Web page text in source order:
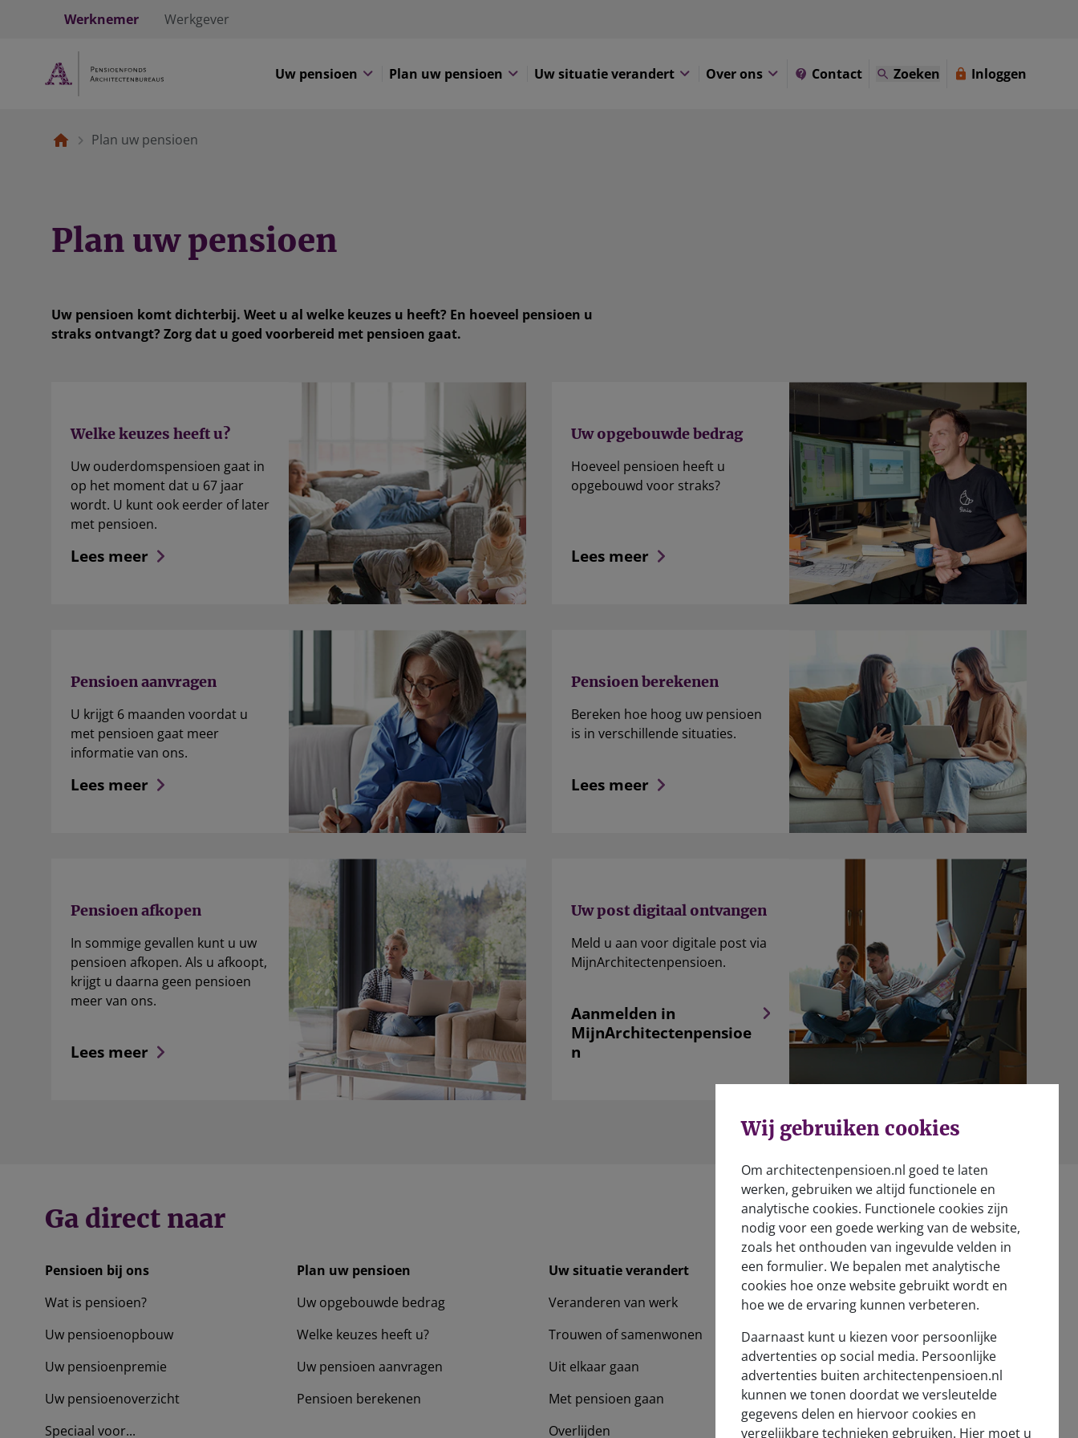
Werknemer Werkgever
Uw pensioen Plan uw pensioen Uw situatie verandert Over ons Contact Zoeken Inloggen
Plan uw pensioen
Plan uw pensioen
Uw pensioen komt dichterbij. Weet u al welke keuzes u heeft? En hoeveel pensioen u
straks ontvangt? Zorg dat u goed voorbereid met pensioen gaat.
Welke keuzes heeft u?
Uw ouderdomspensioen gaat in
op het moment dat u 67 jaar
wordt. U kunt ook eerder of later
met pensioen.
Lees meer
Uw opgebouwde bedrag
Hoeveel pensioen heeft u
opgebouwd voor straks?
Lees meer
Pensioen aanvragen
U krijgt 6 maanden voordat u
met pensioen gaat meer
informatie van ons.
Lees meer
Pensioen berekenen
Bereken hoe hoog uw pensioen
is in verschillende situaties.
Lees meer
Pensioen afkopen
In sommige gevallen kunt u uw
pensioen afkopen. Als u afkoopt,
krijgt u daarna geen pensioen
meer van ons.
Lees meer
Uw post digitaal ontvangen
Meld u aan voor digitale post via
MijnArchitectenpensioen.
Aanmelden in
MijnArchitectenpensioe
n
Ga direct naar
Pensioen bij ons
Wat is pensioen?
Uw pensioenopbouw
Uw pensioenpremie
Uw pensioenoverzicht
Speciaal voor...
Plan uw pensioen
Uw opgebouwde bedrag
Welke keuzes heeft u?
Uw pensioen aanvragen
Pensioen berekenen
Uw situatie verandert
Veranderen van werk
Trouwen of samenwonen
Uit elkaar gaan
Met pensioen gaan
Overlijden
Over ons
Wie zijn wij?
Verantwoord beleggen
Nieuwsberichten
Vernieuwd pensioenstelsel
Wij gebruiken cookies
Om architectenpensioen.nl goed te laten
werken, gebruiken we altijd functionele en
analytische cookies. Functionele cookies zijn
nodig voor een goede werking van de website,
zoals het onthouden van ingevulde velden in
een formulier. We bepalen met analytische
cookies hoe onze website gebruikt wordt en
hoe we de ervaring kunnen verbeteren.
Daarnaast kunt u kiezen voor persoonlijke
advertenties op social media. Persoonlijke
advertenties buiten architectenpensioen.nl
kunnen we tonen doordat we versleutelde
gegevens delen en hiervoor cookies en
vergelijkbare technieken gebruiken. Hier moet u